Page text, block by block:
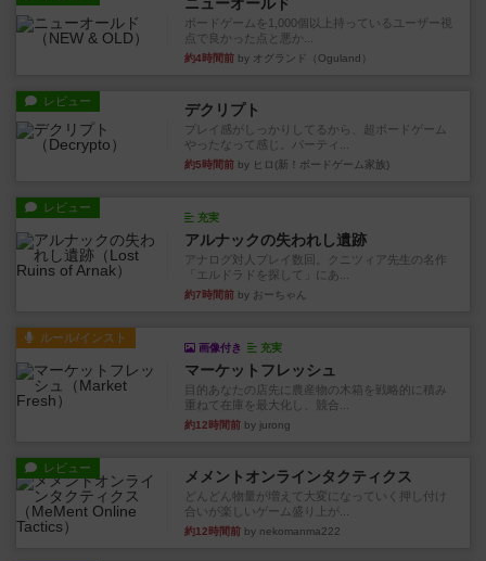
ボードゲームを1,000個以上持っているユーザー視
点で良かった点と悪か...
約4時間前 by オグランド（Oguland）
レビュー デクリプト
プレイ感がしっかりしてるから、超ボードゲーム
やったなって感じ。パーティ...
約5時間前 by ヒロ(新！ボードゲーム家族)
レビュー
充実
アルナックの失われし遺跡
アナログ対人プレイ数回。クニツィア先生の名作
「エルドラドを探して」にあ...
約7時間前 by おーちゃん
ルール/インスト
画像付き 充実
マーケットフレッシュ
目的あなたの店先に農産物の木箱を戦略的に積み
重ねて在庫を最大化し、競合...
約12時間前 by jurong
レビュー メメントオンラインタクティクス
どんどん物量が増えて大変になっていく押し付け
合いが楽しいゲーム盛り上が...
約12時間前 by nekomanma222